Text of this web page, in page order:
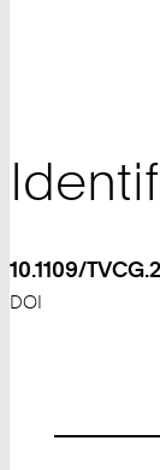
10.1109/
DOI